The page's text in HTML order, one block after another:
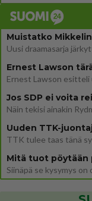
Muistatko
Mitä tuot pöytään